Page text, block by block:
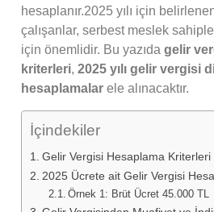
hesaplanır.2025 yılı için
çalışanlar, serbest meslek
için önemlidir. Bu yazıda gelir
kriterleri, 2025 yılı gelir vergisi
hesaplamalar ele alınacaktır.
İçindekiler
Gelir Vergisi Hesaplama Kriterleri
2025 Ücrete ait Gelir Vergisi
Örnek 1: Brüt Ücret 45.000 TL